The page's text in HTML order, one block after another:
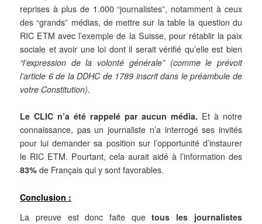
reprises à plus de 1.000 “journalistes”, notamment à ceux
des “grands” médias, de mettre sur la table la question du
RIC ETM avec l’exemple de la Suisse, pour rétablir la paix
sociale et avoir une loi dont il serait vérifié qu’elle est bien
“l’expression de la volonté générale” (comme le prévoit
l’article 6 de la DDHC de 1789 inscrit dans le préambule de
votre Constitution).
Le CLIC n’a été rappelé par aucun média. Et à notre
connaissance, pas un journaliste n’a interrogé ses invités
pour lui demander sa position sur l’opportunité d’instaurer
le RIC ETM. Pourtant, cela aurait aidé à l’information des
83% de Français qui y sont favorables.
Conclusion :
La preuve est donc faite quetous les journalistes